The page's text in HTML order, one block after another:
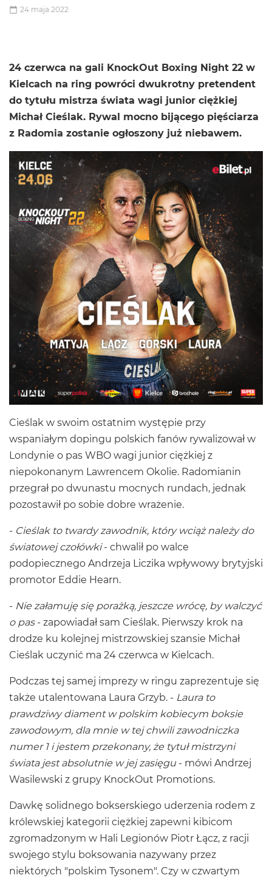
24 maja 2022
24 czerwca na gali KnockOut Boxing Night 22 w
Kielcach na ring powróci dwukrotny pretendent
do tytułu mistrza świata wagi junior ciężkiej
Michał Cieślak. Rywal mocno bijącego pięściarza
z Radomia zostanie ogłoszony już niebawem.
Cieślak w swoim ostatnim występie przy
wspaniałym dopingu polskich fanów rywalizował w
Londynie o pas WBO wagi junior ciężkiej z
niepokonanym Lawrencem Okolie. Radomianin
przegrał po dwunastu mocnych rundach, jednak
pozostawił po sobie dobre wrażenie.
- Cieślak to twardy zawodnik, który wciąż należy do
światowej czołówki- chwalił po walce
podopiecznego Andrzeja Liczika wpływowy brytyjski
promotor Eddie Hearn.
- Nie załamuję się porażką, jeszcze wrócę, by walczyć
o pas- zapowiadał sam Cieślak. Pierwszy krok na
drodze ku kolejnej mistrzowskiej szansie Michał
Cieślak uczynić ma 24 czerwca w Kielcach.
Podczas tej samej imprezy w ringu zaprezentuje się
także utalentowana Laura Grzyb. - Laura to
prawdziwy diament w polskim kobiecym boksie
zawodowym, dla mnie w tej chwili zawodniczka
numer 1 i jestem przekonany, że tytuł mistrzyni
świata jest absolutnie w jej zasięgu - mówi Andrzej
Wasilewski z grupy KnockOut Promotions.
Dawkę solidnego bokserskiego uderzenia rodem z
królewskiej kategorii ciężkiej zapewni kibicom
zgromadzonym w Hali Legionów Piotr Łącz, z racji
swojego stylu boksowania nazywany przez
niektórych "polskim Tysonem". Czy w czwartym